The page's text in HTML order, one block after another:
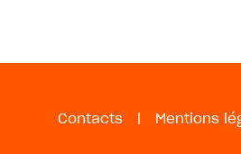
Contacts | Mentions